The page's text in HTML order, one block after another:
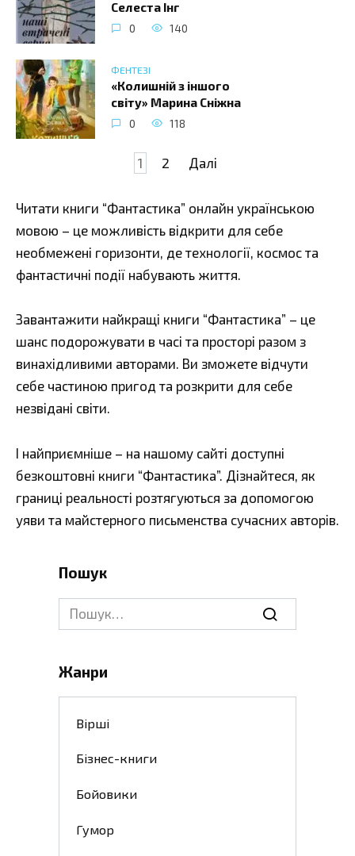
Селеста Інг
0 140
ФЕНТЕЗІ
«Колишній з іншого
світу» Марина Сніжна
0 118
1 2 Далі
Читати книги “Фантастика” онлайн українською
мовою – це можливість відкрити для себе
необмежені горизонти, де технології, космос та
фантастичні події набувають життя.
Завантажити найкращі книги “Фантастика” – це
шанс подорожувати в часі та просторі разом з
винахідливими авторами. Ви зможете відчути
себе частиною пригод та розкрити для себе
незвідані світи.
І найприємніше – на нашому сайті доступні
безкоштовні книги “Фантастика”. Дізнайтеся, як
границі реальності розтягуються за допомогою
уяви та майстерного письменства сучасних авторів.
Пошук
Search
Жанри
Вірші
Бізнес-книги
Бойовики
Гумор